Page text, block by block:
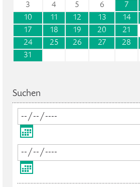
3
4 5 6 7
10
11 12 13 14
17
18 19 20 21
24
25 26 27 28
31
Suchen